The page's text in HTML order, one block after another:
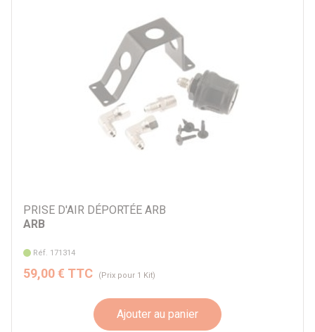
PRISE D'AIR DÉPORTÉE ARB
ARB
Réf. 171314
59,00 € TTC (Prix pour 1 Kit)
Ajouter au panier